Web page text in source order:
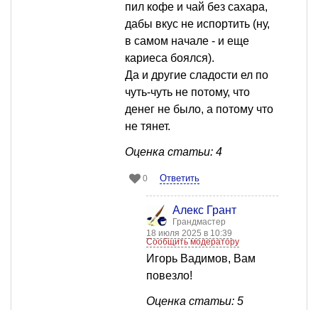
пил кофе и чай без сахара,
дабы вкус не испортить (ну,
в самом начале - и еще
кариеса боялся).
Да и другие сладости ел по
чуть-чуть не потому, что
денег не было, а потому что
не тянет.
Оценка статьи: 4
0 Ответить
Алекс Грант
Грандмастер
18 июля 2025 в 10:39
Сообщить модератору
Игорь Вадимов, Вам
повезло!
Оценка статьи: 5